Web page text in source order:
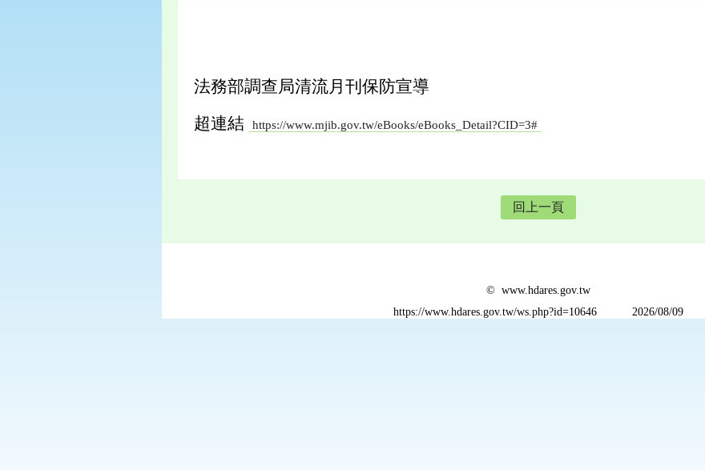
法務部調查局清流月刊保防宣導
超連結
https://www.mjib.gov.tw/eBooks/eBooks_Detail?CID=3#
回上一頁
© www.hdares.gov.tw
https://www.hdares.gov.tw/ws.php?id=10646
2026/08/09